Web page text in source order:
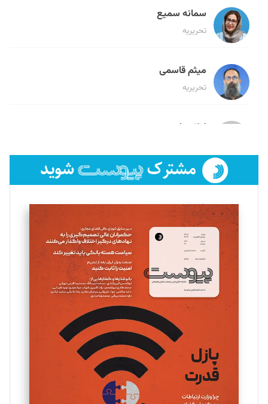
سمانه سمیع
تحریریه
میثم قاسمی
تحریریه
لیلا حنارود
فائزه فتحی رستمی
تحریریه
سروش کرمیان
تحریریه
مینا پاکدل
یسنا امان‌پور
تحریریه